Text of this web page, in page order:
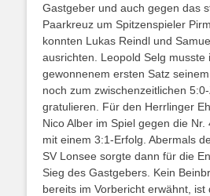
Gastgeber und auch gegen das
Paarkreuz um Spitzenspieler
konnten Lukas Reindl und
ausrichten. Leopold Selg musste
gewonnenem ersten Satz
noch zum zwischenzeitlichen
gratulieren. Für den Herrlinger
Nico Alber im Spiel gegen die
mit einem 3:1-Erfolg. Abermals
SV Lonsee sorgte dann für die
Sieg des Gastgebers. Kein
bereits im Vorbericht erwähnt, ist